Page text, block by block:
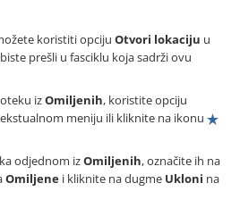
koristiti opciju Otvori lokaciju u
prešli u fasciklu koja sadrži ovu
izOmiljenih, koristite opciju
meniju ili kliknite na ikonu
odjednom izOmiljenih, označite ih na
Omiljene i kliknite na dugme Ukloni na